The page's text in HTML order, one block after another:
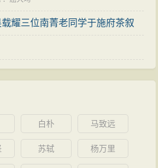
耀三位南菁老同学于施府茶叙
白朴 马致远
苏轼 杨万里